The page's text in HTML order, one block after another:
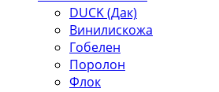
DUCK (Дак)
Винилискожа
Гобелен
Поролон
Флок